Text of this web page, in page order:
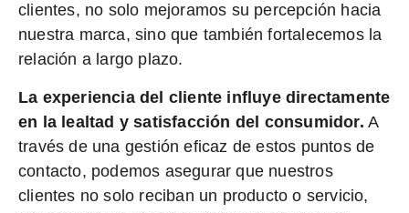
clientes, no solo mejoramos su percepción hacia
nuestra marca, sino que también fortalecemos la
relación a largo plazo.
La experiencia del cliente influye directamente
en la lealtad y satisfacción del consumidor. A
través de una gestión eficaz de estos puntos de
contacto, podemos asegurar que nuestros
clientes no solo reciban un producto o servicio,